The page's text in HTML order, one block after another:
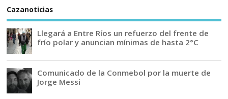
Cazanoticias
Llegará a Entre Ríos un refuerzo del frente de
frío polar y anuncian mínimas de hasta 2°C
Comunicado de la Conmebol por la muerte de
Jorge Messi